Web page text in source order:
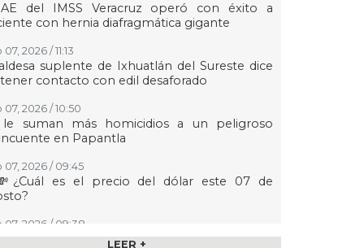
del IMSS Veracruz operó con éxito a
con hernia diafragmática gigante
2026 / 11:13
suplente de Ixhuatlán del Sureste dice
contacto con edil desaforado
07, 2026 / 10:50
le suman más homicidios a un peligroso
en Papantla
07, 2026 / 09:45
es el precio del dólar este 07 de
07, 2026 / 09:38
de Foucault LEER +